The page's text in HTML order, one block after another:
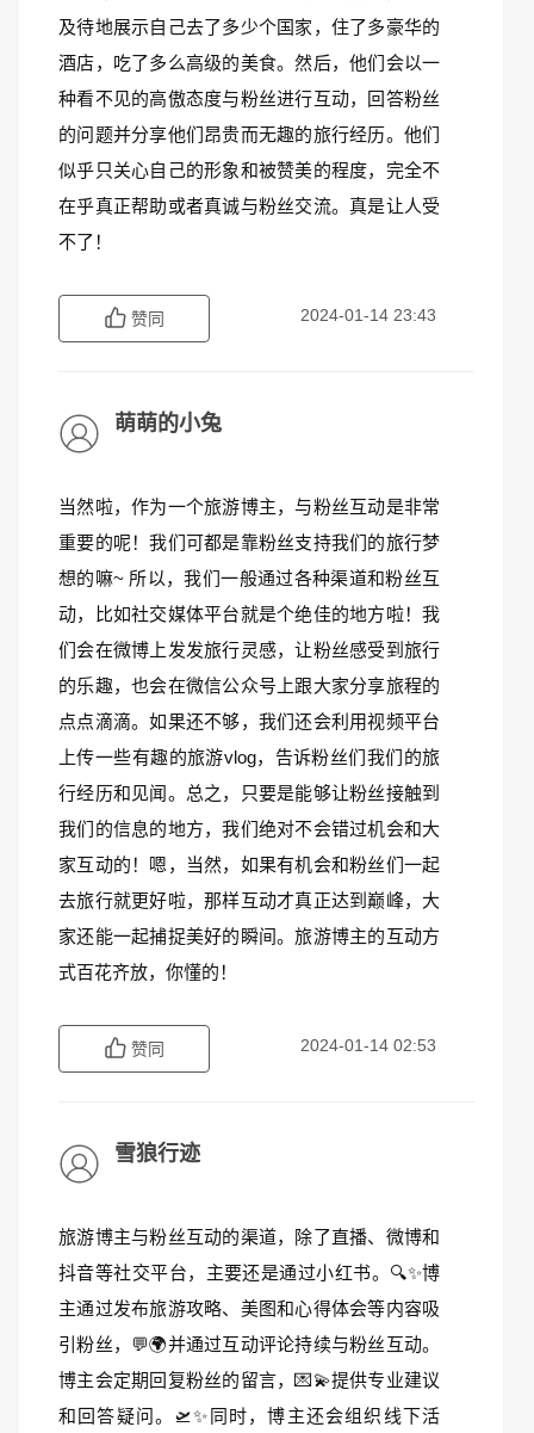
及待地展示自己去了多少个国家，住了多豪华的
酒店，吃了多么高级的美食。然后，他们会以一
种看不见的高傲态度与粉丝进行互动，回答粉丝
的问题并分享他们昂贵而无趣的旅行经历。他们
似乎只关心自己的形象和被赞美的程度，完全不
在乎真正帮助或者真诚与粉丝交流。真是让人受
不了！
赞同 2024-01-14 23:43
萌萌的小兔
当然啦，作为一个旅游博主，与粉丝互动是非常
重要的呢！我们可都是靠粉丝支持我们的旅行梦
想的嘛~ 所以，我们一般通过各种渠道和粉丝互
动，比如社交媒体平台就是个绝佳的地方啦！我
们会在微博上发发旅行灵感，让粉丝感受到旅行
的乐趣，也会在微信公众号上跟大家分享旅程的
点点滴滴。如果还不够，我们还会利用视频平台
上传一些有趣的旅游vlog，告诉粉丝们我们的旅
行经历和见闻。总之，只要是能够让粉丝接触到
我们的信息的地方，我们绝对不会错过机会和大
家互动的！嗯，当然，如果有机会和粉丝们一起
去旅行就更好啦，那样互动才真正达到巅峰，大
家还能一起捕捉美好的瞬间。旅游博主的互动方
式百花齐放，你懂的！
赞同 2024-01-14 02:53
雪狼行迹
旅游博主与粉丝互动的渠道，除了直播、微博和
抖音等社交平台，主要还是通过小红书。🔍✨博
主通过发布旅游攻略、美图和心得体会等内容吸
引粉丝，💬🌍并通过互动评论持续与粉丝互动。
博主会定期回复粉丝的留言，💌💫提供专业建议
和回答疑问。🛫✨同时，博主还会组织线下活